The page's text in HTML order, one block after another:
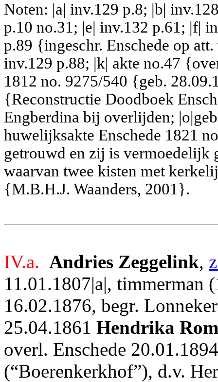
Noten: |a| inv.129 p.8; |b|
p.10 no.31; |e| inv.132 p.61; |f|
p.89 {ingeschr. Enschede op
inv.129 p.88; |k| akte no.47
1812 no. 9275/540 {geb.
{Reconstructie Doodboek
Engberdina bij overlijden;
huwelijksakte Enschede 1821
getrouwd en zij is vermoedelijk
waarvan twee kisten met
{M.B.H.J. Waanders, 2001}.
IV.a. Andries Zeggelink,
11.01.1807|a|, timmerman
16.02.1876, begr.
25.04.1861 Hendrika
overl. Enschede
(“Boerenkerkhof”), d.v.